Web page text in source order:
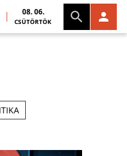
08. 06.
CSÜTÖRTÖK